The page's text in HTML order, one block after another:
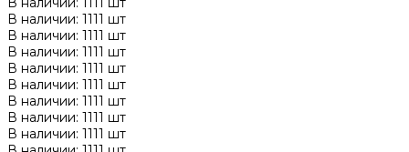
В наличии: 1111 шт
В наличии: 1111 шт
В наличии: 1111 шт
В наличии: 1111 шт
В наличии: 1111 шт
В наличии: 1111 шт
В наличии: 1111 шт
В наличии: 1111 шт